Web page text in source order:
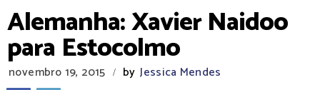
Alemanha: Xavier Naidoo
para Estocolmo
novembro 19, 2015 / by Jessica Mendes